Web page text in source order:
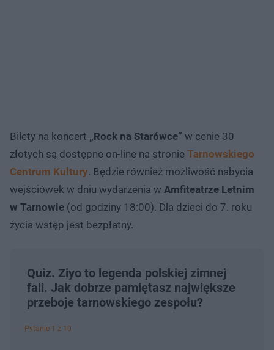
Bilety na koncert „Rock na Starówce” w cenie 30
złotych są dostępne on-line na stronie Tarnowskiego
Centrum Kultury. Będzie również możliwość nabycia
wejściówek w dniu wydarzenia w Amfiteatrze Letnim
w Tarnowie (od godziny 18:00). Dla dzieci do 7. roku
życia wstęp jest bezpłatny.
Quiz. Ziyo to legenda polskiej zimnej
fali. Jak dobrze pamiętasz największe
przeboje tarnowskiego zespołu?
Pytanie 1 z 10